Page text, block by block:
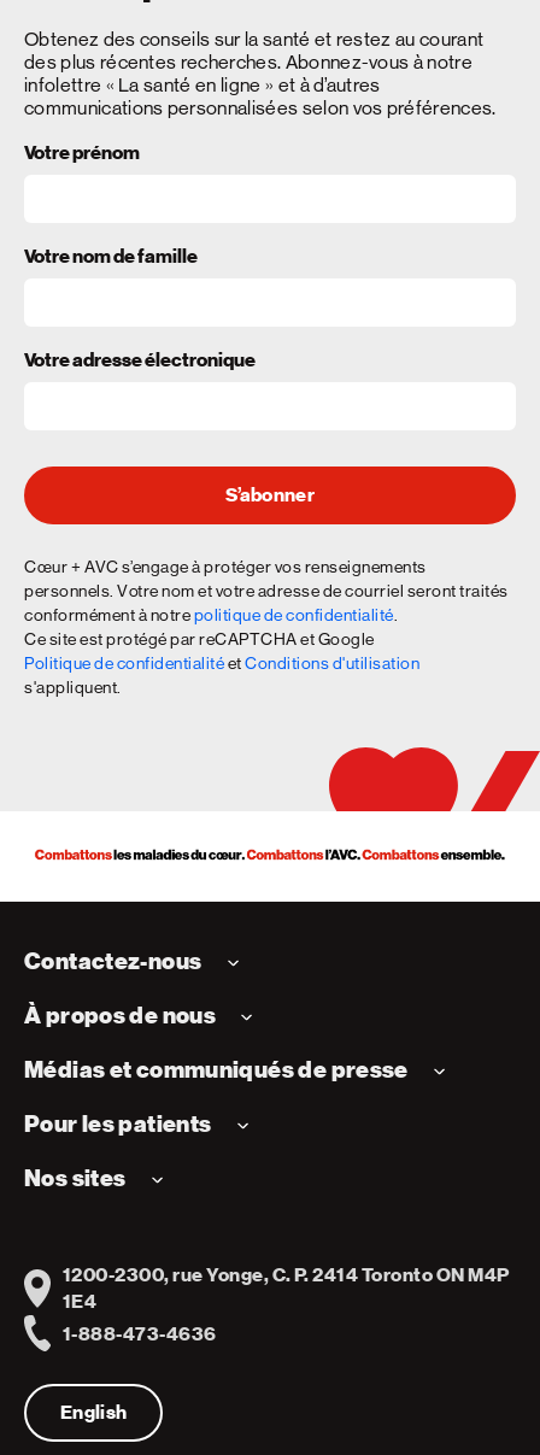
Obtenez des conseils sur la santé et restez au courant
des plus récentes recherches. Abonnez-vous à notre
infolettre « La santé en ligne » et à d’autres
communications personnalisées selon vos préférences.
Votre prénom
Votre nom de famille
Votre adresse électronique
S’abonner
Cœur + AVC s’engage à protéger vos renseignements
personnels. Votre nom et votre adresse de courriel seront traités
conformément à notrepolitique de confidentialité
Ce site est protégé par reCAPTCHA et Google
Politique de confidentialitéetConditions d'utilisation
s'appliquent.
Contactez-nous
À propos de nous
Médias et communiqués de presse
Pour les patients
Nos sites
Address
1200-2300, rue Yonge, C. P. 2414 Toronto ON M4P
1E4
1-888-473-4636
English